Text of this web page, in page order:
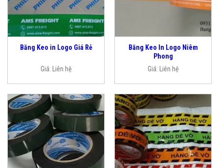
Băng Keo in Logo Giá Rẻ
Giá: Liên hệ
Băng Keo In Logo Niêm
Phong
Giá:
Liên hệ